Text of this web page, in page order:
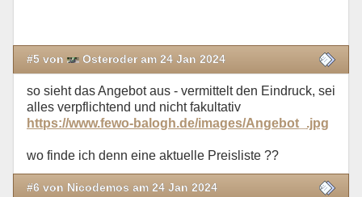
#5 von Osteroder am 24 Jan 2024
so sieht das Angebot aus - vermittelt den Eindruck, sei
alles verpflichtend und nicht fakultativ
https://www.fewo-balogh.de/images/Angebot_.jpg
wo finde ich denn eine aktuelle Preisliste ??
#6 von Nicodemos am 24 Jan 2024